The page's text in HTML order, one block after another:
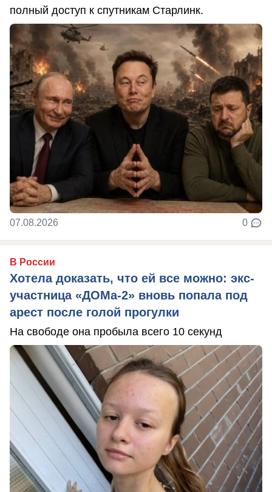
полный доступ к спутникам Старлинк.
07.08.2026 0
В России
Хотела доказать, что ей все можно: экс-
участница «ДОМа-2» вновь попала под
арест после голой прогулки
На свободе она пробыла всего 10 секунд